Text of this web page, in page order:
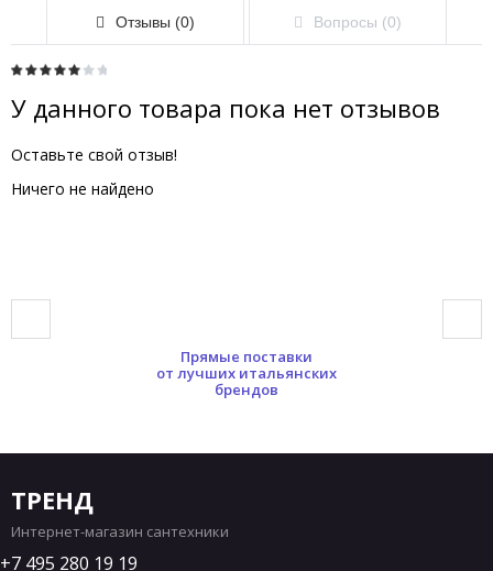
Отзывы (0) Вопросы (0)
У данного товара пока нет отзывов
Оставьте свой отзыв!
Ничего не найдено
Прямые поставки
от лучших итальянских
брендов
ТРЕНД
Интернет-магазин сантехники
7 495 280 19 19